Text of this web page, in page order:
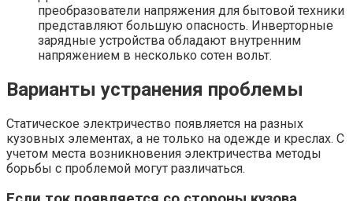
преобразователи напряжения для бытовой техники
представляют большую опасность. Инверторные
зарядные устройства обладают внутренним
напряжением в несколько сотен вольт.
Варианты устранения проблемы
Статическое электричество появляется на разных
кузовных элементах, а не только на одежде и креслах. С
учетом места возникновения электричества методы
борьбы с проблемой могут различаться.